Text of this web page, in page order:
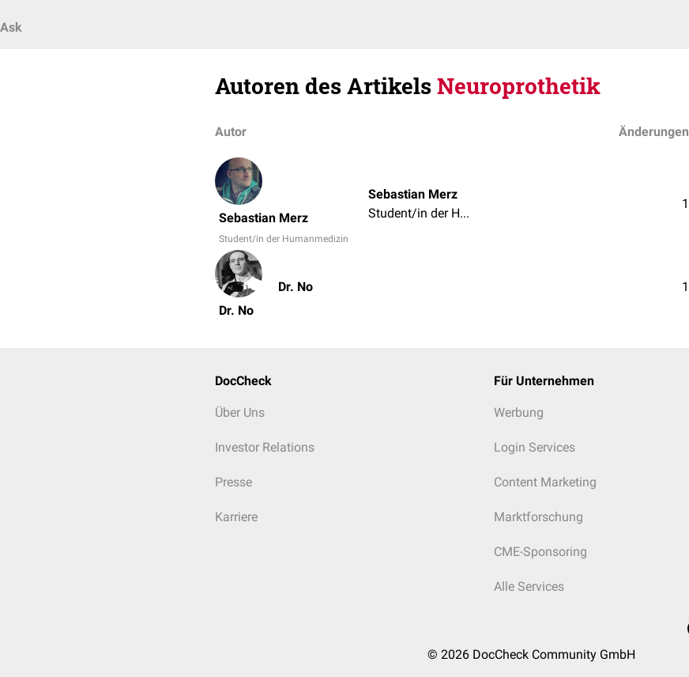
Ask
Autoren des ArtikelsNeuroprothetik
Autor Änderungen
Sebastian Merz
Student/in der Humanmedizin
Sebastian Merz
Student/in der Humanmedizin
1
Dr. No
Dr. No 1
DocCheck
Über Uns
Investor Relations
Presse
Karriere
Für Unternehmen
Werbung
Login Services
Content Marketing
Marktforschung
CME-Sponsoring
Alle Services
© 2026 DocCheck Community GmbH